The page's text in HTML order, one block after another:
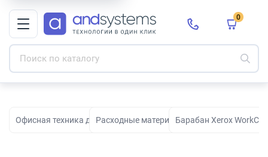
0
Офисная техника для печати, сканирования и
Расходные материалы для принтеров и
Барабан Xerox